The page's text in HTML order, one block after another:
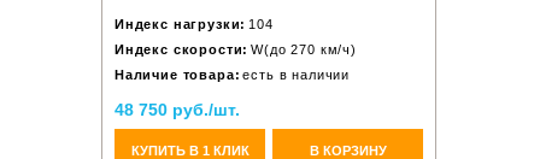
Индекс нагрузки: 104
Индекс скорости: W(до 270 км/ч)
Наличие товара: есть в наличии
48 750 руб./шт.
КУПИТЬ В 1 КЛИК В КОРЗИНУ